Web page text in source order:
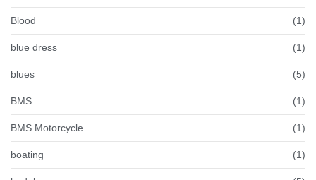
Blood (1)
blue dress (1)
blues (5)
BMS (1)
BMS Motorcycle (1)
boating (1)